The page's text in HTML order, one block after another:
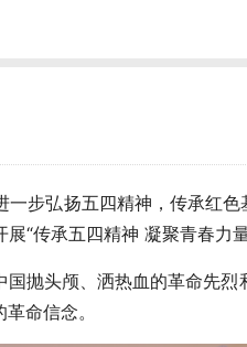
步弘扬五四精神，传承红
“传承五四精神 凝聚青春力量
头颅、洒热血的革命先烈
命信念。